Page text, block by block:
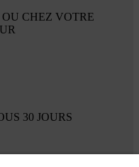
CHEZ VOTRE
30 JOURS